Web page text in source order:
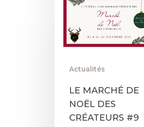
Actualités
LE MARCHÉ DE
NOËL DES
CRÉATEURS #9